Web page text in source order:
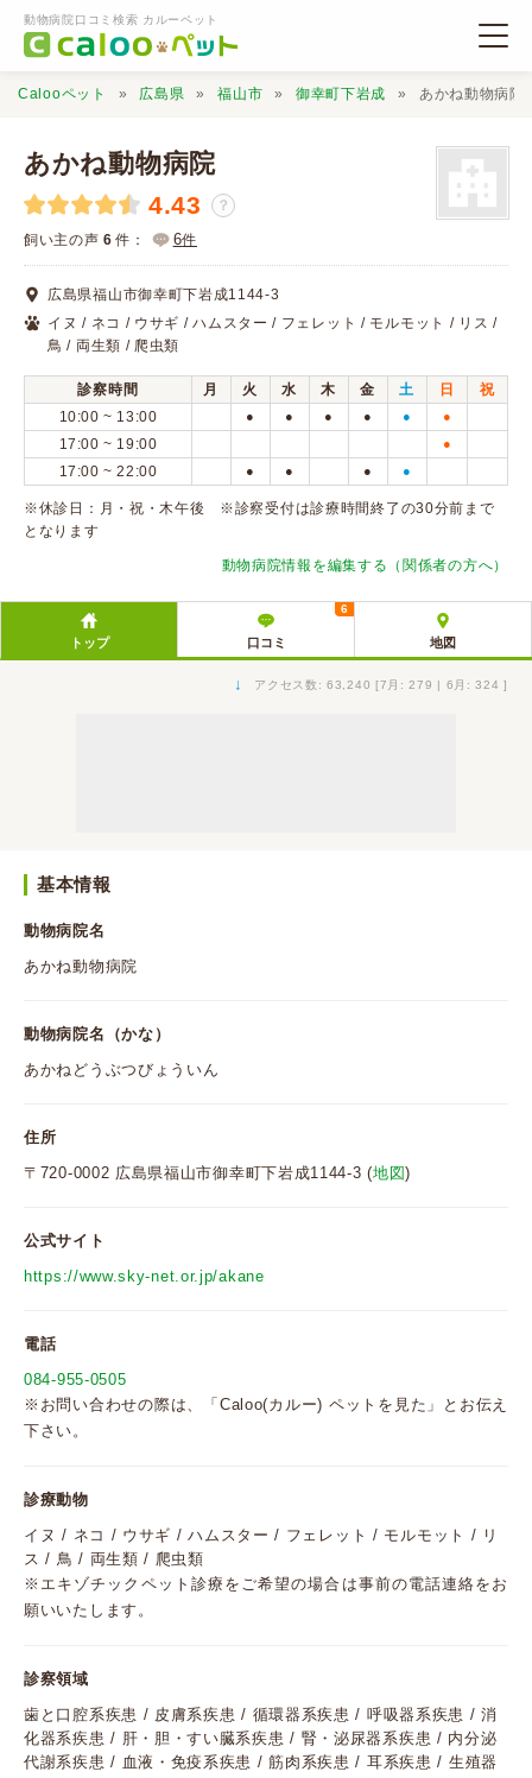
動物病院口コミ検索 カルーペット
動物病院検索
口コミ検索
Calooペットとは？
口コミ投稿
Calooペット 広島県 福山市 御幸町下岩成 あかね動物病院
あかね動物病院
4.43 ？
飼い主の声 6 件： 6件
広島県福山市御幸町下岩成1144-3
イヌ / ネコ / ウサギ / ハムスター / フェレット / モルモット / リス /
鳥 / 両生類 / 爬虫類
診察時間 月 火 水 木 金 土 日
祝
10:00 ~ 13:00
● ● ● ● ● ●
17:00 ~ 19:00 ●
17:00 ~ 22:00 ● ● ● ●
※休診日：月・祝・木午後 ※診察受付は診療時間終了の30分前まで
となります
動物病院情報を編集する（関係者の方へ）
トップ 口コミ
6
地図
↓ アクセス数: 63,240 [7月: 279 | 6月: 324 ]
基本情報
動物病院名
あかね動物病院
動物病院名（かな）
あかねどうぶつびょういん
住所
〒720-0002 広島県福山市御幸町下岩成1144-3 (地図)
公式サイト
https://www.sky-net.or.jp/akane
電話
084-955-0505
※お問い合わせの際は、「Caloo(カルー) ペットを見た」とお伝え
下さい。
診療動物
イヌ / ネコ / ウサギ / ハムスター / フェレット / モルモット / リ
ス / 鳥 / 両生類 / 爬虫類
※エキゾチックペット診療をご希望の場合は事前の電話連絡をお
願いいたします。
診察領域
歯と口腔系疾患 / 皮膚系疾患 / 循環器系疾患 / 呼吸器系疾患 / 消
化器系疾患 / 肝・胆・すい臓系疾患 / 腎・泌尿器系疾患 / 内分泌
代謝系疾患 / 血液・免疫系疾患 / 筋肉系疾患 / 耳系疾患 / 生殖器